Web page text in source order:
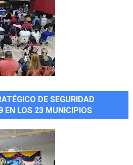
DE SEGURIDAD
LOS 23 MUNICIPIOS